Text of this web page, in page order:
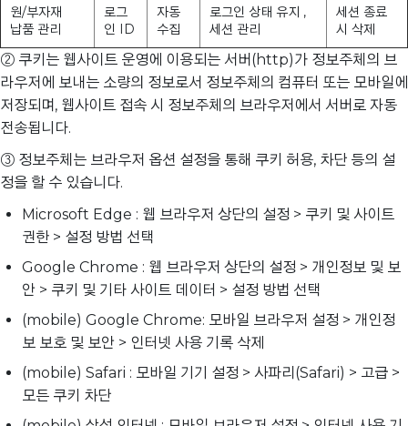
원/부자재
납품 관리
로그
인 ID
자동
수집
로그인 상태 유지 ,
세션 관리
세션 종료
시 삭제
② 쿠키는 웹사이트 운영에 이용되는 서버(http)가 정보주체의 브
라우저에 보내는 소량의 정보로서 정보주체의 컴퓨터 또는 모바일에
저장되며, 웹사이트 접속 시 정보주체의 브라우저에서 서버로 자동
전송됩니다.
③ 정보주체는 브라우저 옵션 설정을 통해 쿠키 허용, 차단 등의 설
정을 할 수 있습니다.
Microsoft Edge : 웹 브라우저 상단의 설정 > 쿠키 및 사이트
권한 > 설정 방법 선택
Google Chrome : 웹 브라우저 상단의 설정 > 개인정보 및 보
안 > 쿠키 및 기타 사이트 데이터 > 설정 방법 선택
(mobile) Google Chrome: 모바일 브라우저 설정 > 개인정
보 보호 및 보안 > 인터넷 사용 기록 삭제
(mobile) Safari : 모바일 기기 설정 > 사파리(Safari) > 고급 >
모든 쿠키 차단